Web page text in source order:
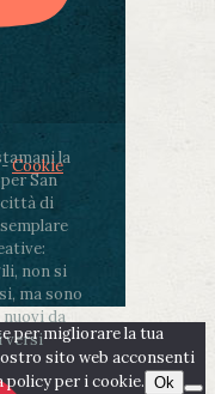
la
San
città di
non si
ma sono
da
versi
Cookie
per migliorare la tua
sito web acconsenti
per i cookie. Ok